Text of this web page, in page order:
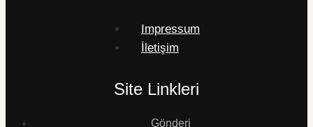
Impressum
İletişim
Site Linkleri
Gönderi